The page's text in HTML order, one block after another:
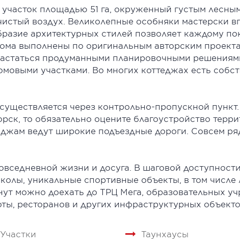
площадью 51 га, окруженный густым
воздух. Великолепные особняки мастерски
архитектурных стилей позволяет каждому
выполнены по оригинальным авторским
продуманными планировочными
участками. Во многих коттеджах есть
через контрольно-пропускной
то обязательно оцените благоустройство
ведут широкие подъездные дороги. Совсем
жизни и досуга. В шаговой
уникальные спортивные объекты, в том
можно доехать до ТРЦ Мега, образовательных
ресторанов и других инфраструктурных
Участки Таунхаусы